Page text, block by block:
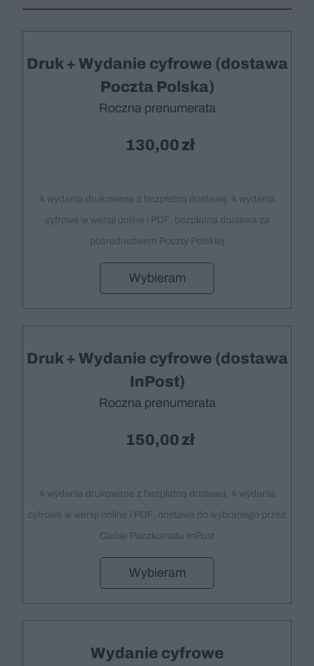
Druk + Wydanie cyfrowe (dostawa
Poczta Polska)
Roczna prenumerata
130,00
4 wydania drukowane z bezpłatną dostawą, 4 wydania
cyfrowe w wersji online i PDF, bezpłatna dostawa za
pośrednictwem Poczty Polskiej
Wybieram
Druk + Wydanie cyfrowe (dostawa
InPost)
Roczna prenumerata
150,00
4 wydania drukowane z bezpłatną dostawą, 4 wydania
cyfrowe w wersji online i PDF, dostawa do wybranego przez
Ciebie Paczkomatu InPost
Wybieram
Wydanie cyfrowe